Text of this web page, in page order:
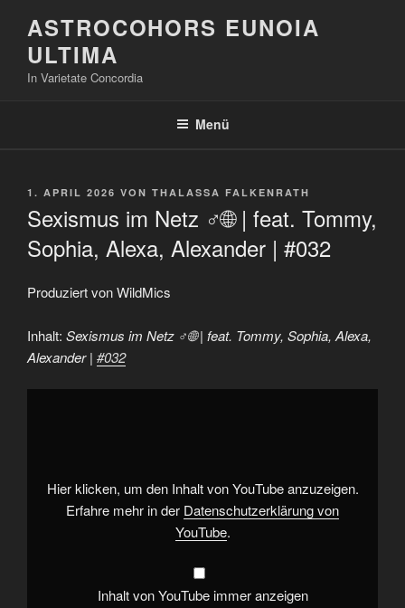
Inhalt
springen
ASTROCOHORS EUNOIA
ULTIMA
In Varietate Concordia
Menü
VERÖFFENTLICHT
1. APRIL 2026 VON THALASSA FALKENRATH
Sexismus im Netz ♂️🌐 | feat. Tommy,
Sophia, Alexa, Alexander | #032
Produziert von WildMics
Inhalt: Sexismus im Netz ♂️🌐 | feat. Tommy, Sophia, Alexa,
Alexander | #032
„Sexismus
Tommy,
Sophia,
Alexander
Hier klicken, um den Inhalt von YouTube anzuzeigen.
Erfahre mehr in der Datenschutzerklärung von
YouTube.
Inhalt von YouTube immer anzeigen